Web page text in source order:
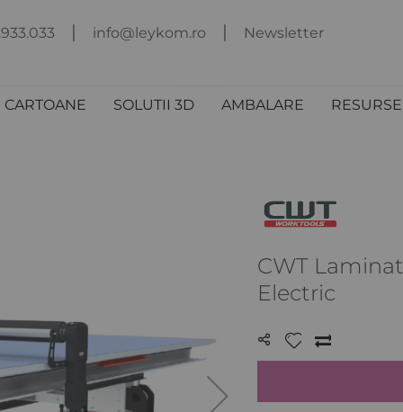
info@leykom.ro Newsletter
SOLUTII 3D AMBALARE
CWT
Electric
LISTA
DE